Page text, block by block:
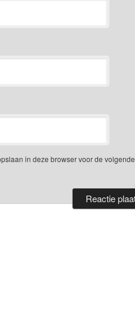
in deze browser voor de